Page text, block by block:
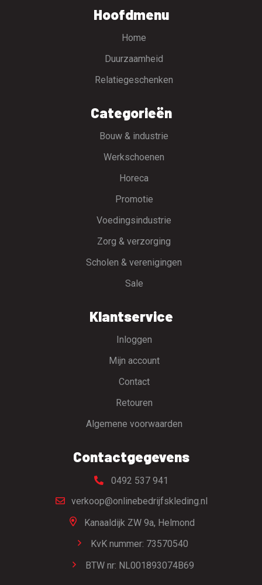
Hoofdmenu
Home
Duurzaamheid
Relatiegeschenken
Categorieën
Bouw & industrie
Werkschoenen
Horeca
Promotie
Voedingsindustrie
Zorg & verzorging
Scholen & verenigingen
Sale
Klantservice
Inloggen
Mijn account
Contact
Retouren
Algemene voorwaarden
Contactgegevens
0492 537 941
verkoop@onlinebedrijfskleding.nl
Kanaaldijk ZW 9a, Helmond
KvK nummer: 73570540
BTW nr: NL001893074B69